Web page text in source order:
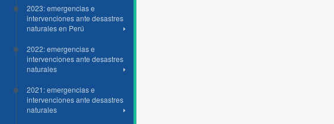
2023: emergencias e
intervenciones ante desastres
naturales en Perú
2022: emergencias e
intervenciones ante desastres
naturales
2021: emergencias e
intervenciones ante desastres
naturales